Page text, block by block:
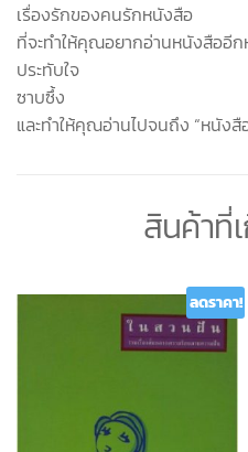
เรื่องรักของคนรักหนังสือ
ที่จะทำให้คุณอยากอ่านหนังสืออีก
ประทับใจ
ซาบซึ้ง
และทำให้คุณอ่านไปจนถึง “หนังสื
สินค้าที่
ลดราคา!